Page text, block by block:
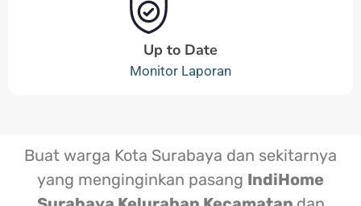
Up to Date
Monitor Laporan
Buat warga Kota Surabaya dan sekitarnya
yang menginginkan pasang IndiHome